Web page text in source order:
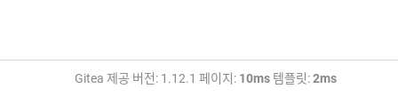
Gitea 제공 버전: 1.12.1 페이지: 10ms템플릿:2ms